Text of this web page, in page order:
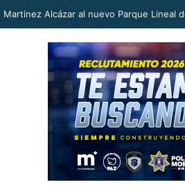
al «R1» por homicidio del ex alcalde